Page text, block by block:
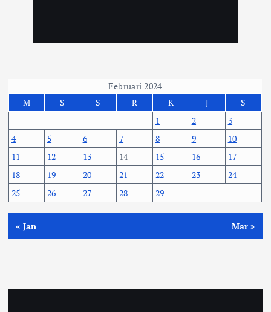
Februari 2024
M
S S R K J
S
1
2
3
4
5 6 7 8 9
10
11
12 13 14 15 16
17
18
19 20 21 22 23
24
25
26 27 28 29
« Jan Mar »